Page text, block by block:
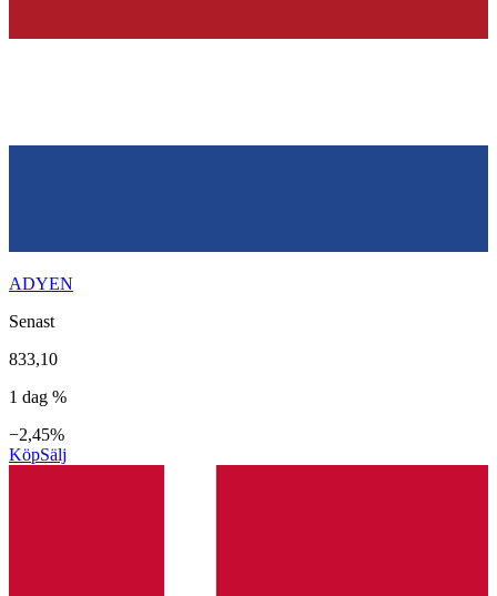
ADYEN
Senast
833,10
1 dag %
−2,45%
KöpSälj